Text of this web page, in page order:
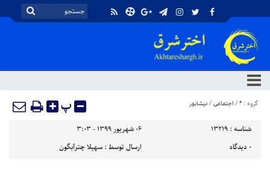
گروه : *
/اجتماعی/نیشابور پ
شناسه : 13219
۰۶ شهریور ۱۳۹۹ - ۳:۰۳
۰ دیدگاه ارسال توسط :سهیلا چترآبگون